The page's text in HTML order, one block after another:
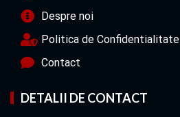
Despre noi
Politica de Confidentialitate
Contact
DETALII DE CONTACT